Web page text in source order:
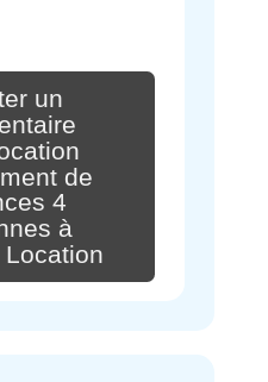
un
de
4
à